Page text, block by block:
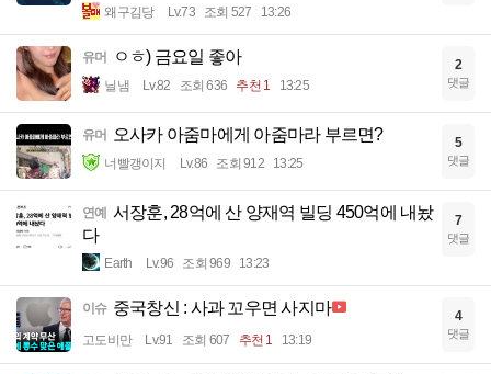
왜구김당 Lv.73 조회 527 13:26
유머 ㅇㅎ) 금요일 좋아
닐냄 Lv.82 조회 636 추천 1 13:25
2
댓글
유머 오사카 아줌마에게 아줌마라 부르면?
너빨갱이지 Lv.86 조회 912 13:25
5
댓글
연예 서장훈, 28억에 산 양재역 빌딩 450억에 내놨
다
Earth Lv.96 조회 969 13:23
7
댓글
이슈 중국창신 : 사과 꼬우면 사지마
고도비만 Lv.91 조회 607 추천 1 13:19
4
댓글